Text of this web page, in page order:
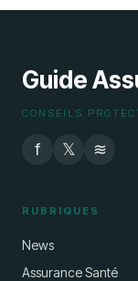
Guide
CONSEILS
f 𝕏 ≋
RUBRIQUES
News
Assurance Santé